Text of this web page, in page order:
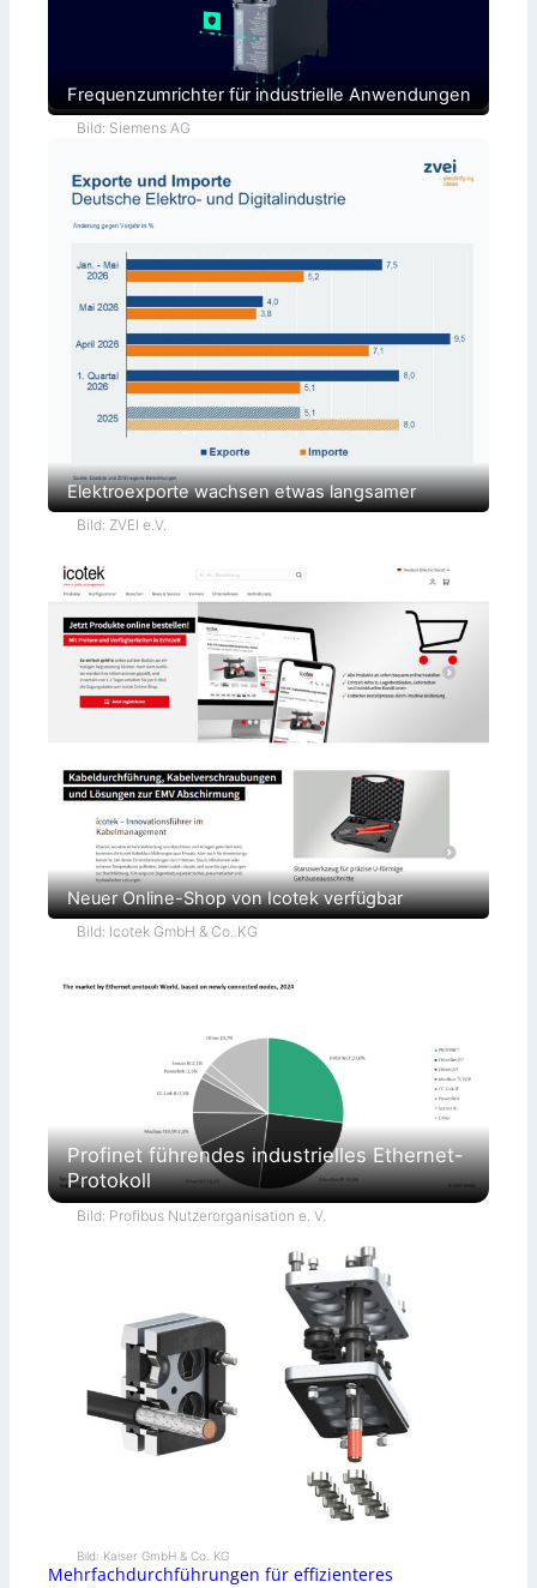
Frequenzumrichter für industrielle Anwendungen
Bild: Siemens AG
Elektroexporte wachsen etwas langsamer
Bild: ZVEI e.V.
Neuer Online-Shop von Icotek verfügbar
Bild: Icotek GmbH & Co. KG
Profinet führendes industrielles Ethernet-
Protokoll
Bild: Profibus Nutzerorganisation e. V.
Bild: Kaiser GmbH & Co. KG
Mehrfachdurchführungen für effizienteres